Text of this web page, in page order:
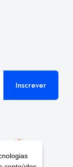
Inscrever